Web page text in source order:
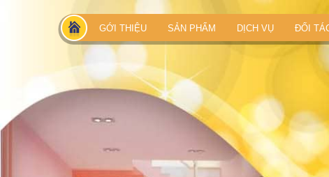
GỚI THIỆU SẢN PHẨM DỊCH VỤ ĐỐI